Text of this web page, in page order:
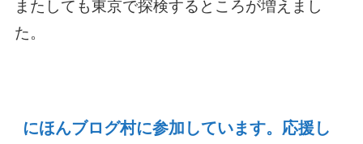
またしても東京で探検するところが増えまし
た。
にほんブログ村に参加しています。応援し